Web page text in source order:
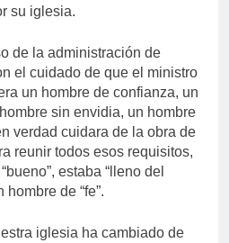
su iglesia.
de la administración de
el cuidado de que el ministro
un hombre de confianza, un
sin envidia, un hombre
verdad cuidara de la obra de
reunir todos esos requisitos,
estaba “lleno del
hombre de “fe”.
iglesia ha cambiado de